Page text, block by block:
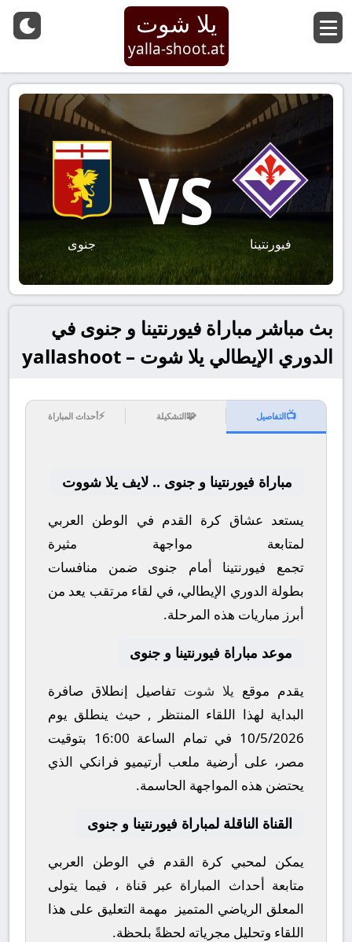
يلا شوت
yalla-shoot.at
فيورنتينا
VS
جنوى
بث مباشر مباراة فيورنتينا و جنوى في
الدوري الإيطالي يلا شوت – yallashoot
📺التفاصيل 🧩التشكيلة ⚡أحداث المباراة
مباراة فيورنتينا و جنوى .. لايف يلا شووت
يستعد عشاق كرة القدم في الوطن العربي
لمتابعة مواجهة مثيرة
تجمع فيورنتينا أمام جنوى ضمن منافسات
بطولة الدوري الإيطالي، في لقاء مرتقب يعد من
أبرز مباريات هذه المرحلة.
موعد مباراة فيورنتينا و جنوى
يقدم موقع يلا شوت تفاصيل إنطلاق صافرة
البداية لهذا اللقاء المنتظر , حيث ينطلق يوم
10/5/2026 في تمام الساعة 16:00 بتوقيت
مصر، على أرضية ملعب أرتيميو فرانكي الذي
يحتضن هذه المواجهة الحاسمة.
القناة الناقلة لمباراة فيورنتينا و جنوى
يمكن لمحبي كرة القدم في الوطن العربي
متابعة أحداث المباراة عبر قناة، فيما يتولى
المعلق الرياضي المتميز
مهمة التعليق على هذا
اللقاء وتحليل مجرياته لحظةً بلحظة.